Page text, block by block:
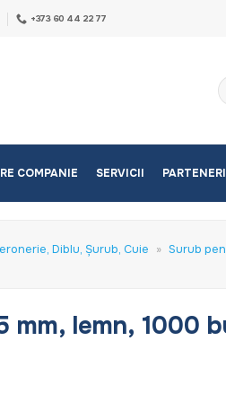
+373 60 44 22 77
COMPANIE SERVICII PARTENERI
Diblu, Șurub, Cuie » Surub
mm, lemn, 1000